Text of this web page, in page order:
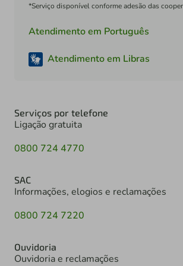
*Serviço disponível conforme adesão das
Atendimento em Português
Atendimento em Libras
Serviços por telefone
Ligação gratuita
0800 724 4770
SAC
Informações, elogios e reclamações
0800 724 7220
Ouvidoria
Ouvidoria e reclamações